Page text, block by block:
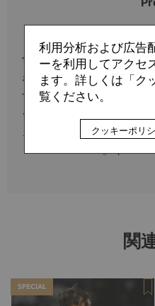
1987年生まれ、埼玉県出
を現地で観戦したことで
マることに。帰国後、サ
ッソ』の川崎フロンター
ェルディ担当を歴任。現
『Number Web』や『
関
SPECIAL
利用分析および広告
ーを利用してアクセ
ます。詳しくは「ク
覧ください。
クッキーポリ